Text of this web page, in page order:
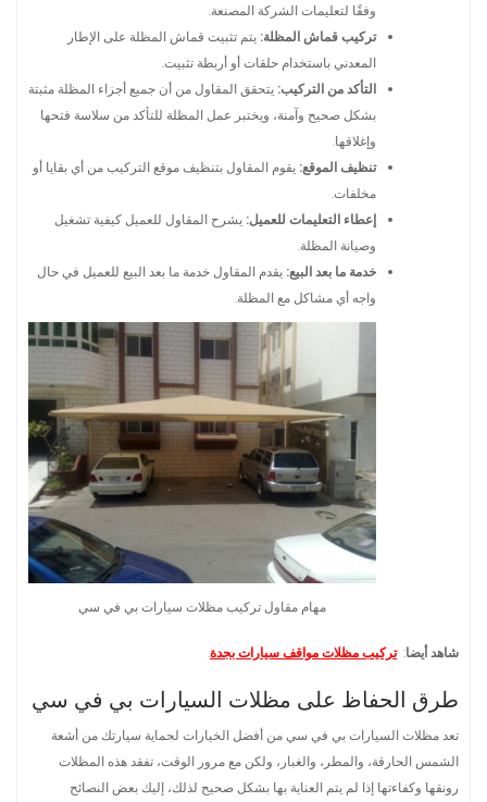
وفقًا لتعليمات الشركة المصنعة.
تركيب قماش المظلة: يتم تثبيت قماش المظلة على الإطار
المعدني باستخدام حلقات أو أربطة تثبيت.
التأكد من التركيب: يتحقق المقاول من أن جميع أجزاء المظلة مثبتة
بشكل صحيح وآمنة، ويختبر عمل المظلة للتأكد من سلاسة فتحها
وإغلاقها.
تنظيف الموقع: يقوم المقاول بتنظيف موقع التركيب من أي بقايا أو
مخلفات.
إعطاء التعليمات للعميل: يشرح المقاول للعميل كيفية تشغيل
وصيانة المظلة.
خدمة ما بعد البيع: يقدم المقاول خدمة ما بعد البيع للعميل في حال
واجه أي مشاكل مع المظلة.
مهام مقاول تركيب مظلات سيارات بي في سي
شاهد أيضا:تركيب مظلات مواقف سيارات بجدة.
طرق الحفاظ على مظلات السيارات بي في سي
تعد مظلات السيارات بي في سي من أفضل الخيارات لحماية سيارتك من أشعة
الشمس الحارقة، والمطر، والغبار، ولكن مع مرور الوقت، تفقد هذه المظلات
رونقها وكفاءتها إذا لم يتم العناية بها بشكل صحيح لذلك، إليك بعض النصائح